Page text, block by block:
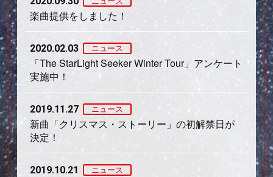
楽曲提供をしました！
2020.02.03 ニュース
「The StarLight Seeker Winter Tour」アンケート
実施中！
2019.11.27 ニュース
新曲「クリスマス・ストーリー」の初解禁日が
決定！
2019.10.21 ニュース